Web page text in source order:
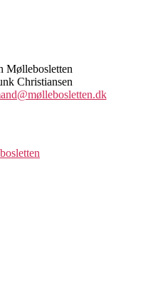
Møllebosletten
Christiansen